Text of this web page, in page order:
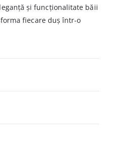
și funcționalitate băii
fiecare duș într-o